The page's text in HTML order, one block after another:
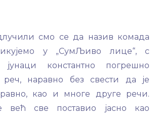
смо се да назив комада
у „СумЉиво лице“, с
константно погрешно
реч, наравно без свести да је
као и многе друге речи.
већ све поставио јасно као